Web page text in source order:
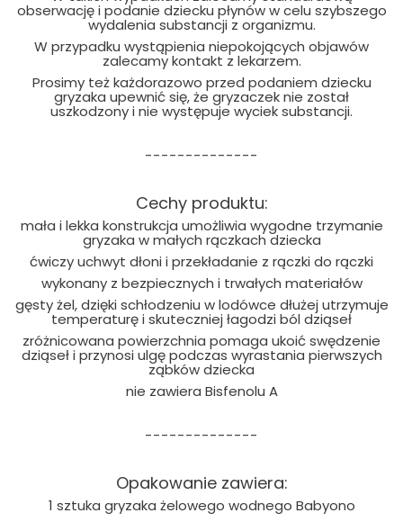
obserwację i podanie dziecku płynów w celu szybszego
wydalenia substancji z organizmu.
W przypadku wystąpienia niepokojących objawów
zalecamy kontakt z lekarzem.
Prosimy też każdorazowo przed podaniem dziecku
gryzaka upewnić się, że gryzaczek nie został
uszkodzony i nie występuje wyciek substancji.
--------------
Cechy produktu:
mała i lekka konstrukcja umożliwia wygodne trzymanie
gryzaka w małych rączkach dziecka
ćwiczy uchwyt dłoni i przekładanie z rączki do rączki
wykonany z bezpiecznych i trwałych materiałów
gęsty żel, dzięki schłodzeniu w lodówce dłużej utrzymuje
temperaturę i skuteczniej łagodzi ból dziąseł
zróżnicowana powierzchnia pomaga ukoić swędzenie
dziąseł i przynosi ulgę podczas wyrastania pierwszych
ząbków dziecka
nie zawiera Bisfenolu A
--------------
Opakowanie zawiera:
1 sztuka gryzaka żelowego wodnego Babyono